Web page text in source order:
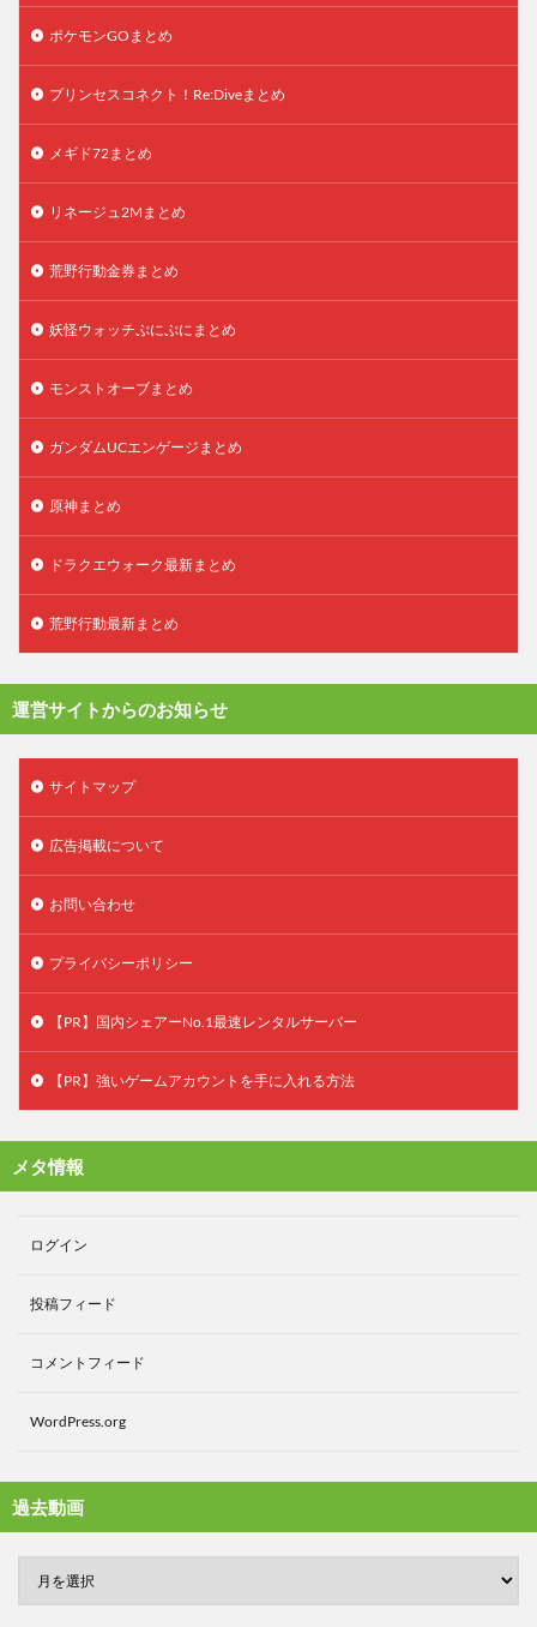
ポケモンGOまとめ
プリンセスコネクト！Re:Diveまとめ
メギド72まとめ
リネージュ2Mまとめ
荒野行動金券まとめ
妖怪ウォッチぷにぷにまとめ
モンストオーブまとめ
ガンダムUCエンゲージまとめ
原神まとめ
ドラクエウォーク最新まとめ
荒野行動最新まとめ
運営サイトからのお知らせ
サイトマップ
広告掲載について
お問い合わせ
プライバシーポリシー
【PR】国内シェアーNo.1最速レンタルサーバー
【PR】強いゲームアカウントを手に入れる方法
メタ情報
ログイン
投稿フィード
コメントフィード
WordPress.org
過去動画